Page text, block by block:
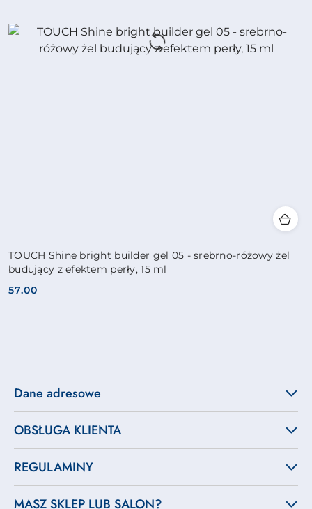
TOUCH Shine bright builder gel 05 - srebrno-różowy żel
budujący z efektem perły, 15 ml
Cena:
57.00
Dane adresowe
OBSŁUGA KLIENTA
REGULAMINY
MASZ SKLEP LUB SALON?